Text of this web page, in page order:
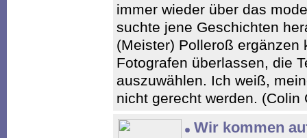
immer wieder über das
suchte jene Geschichten
(Meister) Polleroß ergänzen
Fotografen überlassen, die
auszuwählen. Ich weiß,
nicht gerecht werden. (Colin
Wir kommen